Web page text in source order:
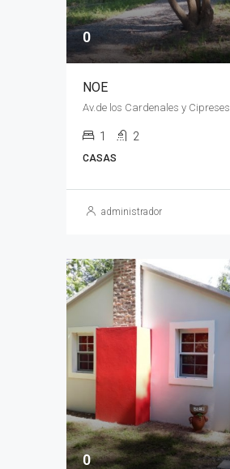
0
NOE
Av.de los Cardenales y Cipreses
1 2
CASAS
administrador
0